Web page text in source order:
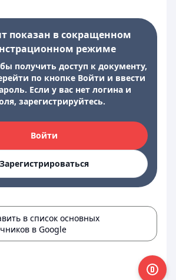
показан в сокращенном
режиме
получить доступ к документу,
по кнопке Войти и ввести
Если у вас нет логина и
зарегистрируйтесь.
Войти
Зарегистрироваться
в список основных
в Google